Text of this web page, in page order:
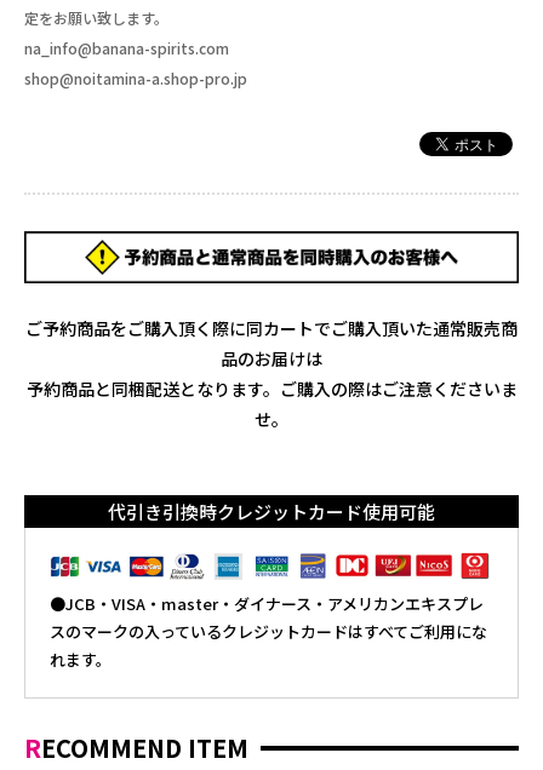
定をお願い致します。
na_info@banana-spirits.com
shop@noitamina-a.shop-pro.jp
ご予約商品をご購入頂く際に同カートでご購入頂いた通常販売商
品のお届けは
予約商品と同梱配送となります。ご購入の際はご注意くださいま
せ。
代引き引換時クレジットカード使用可能
●JCB・VISA・master・ダイナース・アメリカンエキスプレ
スのマークの入っているクレジットカードはすべてご利用にな
れます。
RECOMMEND ITEM